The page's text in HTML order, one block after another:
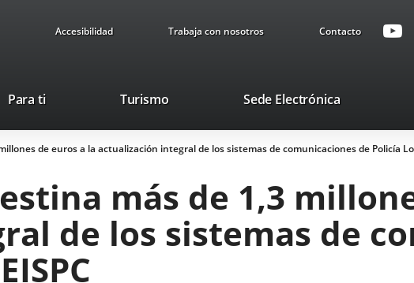
Accesibilidad Trabaja con nosotros Contacto
Para ti TurismoEste
se
abrirá
ventana
nueva.
Sede ElectrónicaEnlace
una
aplicación
de euros a la actualización integral de los sistemas de comunicaciones de Policía
más de 1,3
de los sistemas de